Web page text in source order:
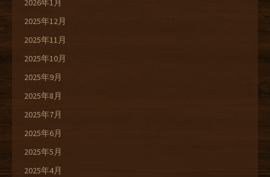
2026年1月
2025年12月
2025年11月
2025年10月
2025年9月
2025年8月
2025年7月
2025年6月
2025年5月
2025年4月